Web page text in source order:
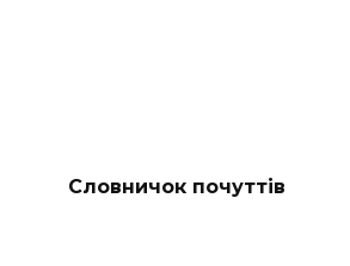
Словничок почуттів